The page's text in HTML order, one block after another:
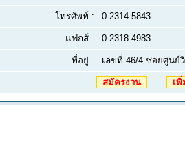
โทรศัพท์ : 0-2314-5843
แฟกส์ : 0-2318-4983
ที่อยู่ : เลขที่ 46/4 ซอยศูนย์
สมัครงาน เ